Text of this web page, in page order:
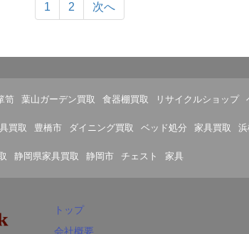
1 2 次へ
笥 葉山ガーデン買取 食器棚買取 リサイクルショップ
買取 豊橋市 ダイニング買取 ベッド処分 家具買取
静岡県家具買取 静岡市 チェスト 家具
トップ
会社概要